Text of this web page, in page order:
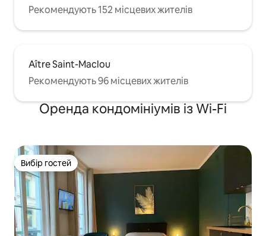
Рекомендують 152 місцевих жителів
Aître Saint-Maclou
Рекомендують 96 місцевих жителів
Оренда кондомініумів із Wi-Fi
Вибір гостей
Вибір гостей